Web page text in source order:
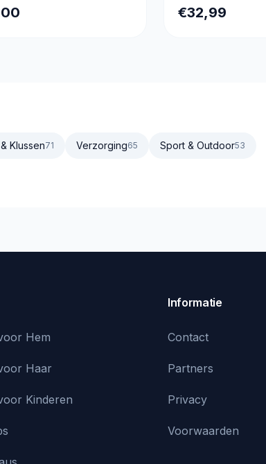
€32,99
Klussen71 Verzorging65 Sport & Outdoor53
Hem
Haar
Kinderen
Informatie
Contact
Partners
Privacy
Voorwaarden